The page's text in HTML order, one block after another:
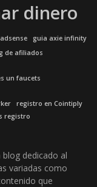
dinero
guia axie infinity
de afiliados
un faucets
registro en Cointiply
registro
dedicado al
variadas como
que